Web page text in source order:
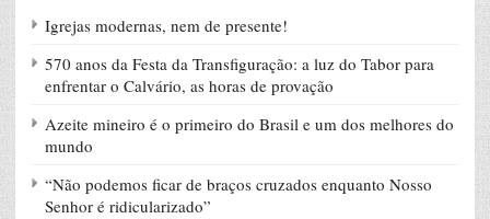
Igrejas modernas, nem de presente!
570 anos da Festa da Transfiguração: a luz do Tabor para
enfrentar o Calvário, as horas de provação
Azeite mineiro é o primeiro do Brasil e um dos melhores do
mundo
“Não podemos ficar de braços cruzados enquanto Nosso
Senhor é ridicularizado”